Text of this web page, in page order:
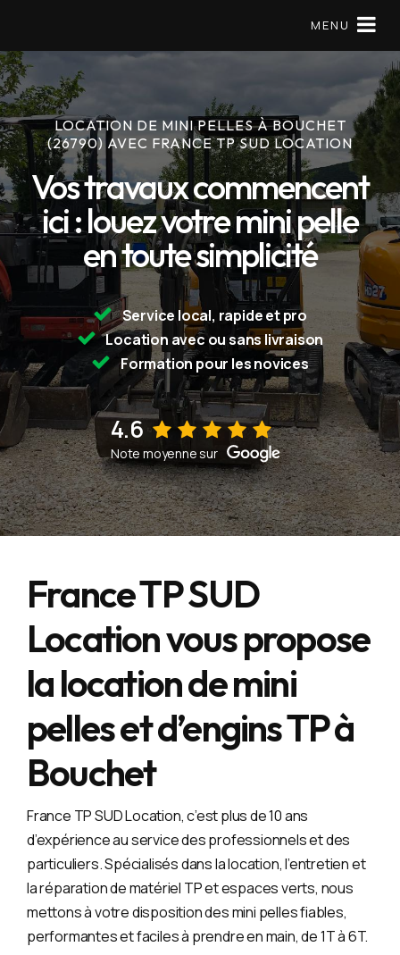
Matériels en location
Mini pelle
À Propos
Réserver
09 79 56 97 57
MENU
LOCATION DE MINI PELLES À BOUCHET
(26790) AVEC FRANCE TP SUD LOCATION
Vos travaux commencent
ici : louez votre mini pelle
en toute simplicité
Service local, rapide et pro
Location avec ou sans livraison
Formation pour les novices
Voir sur la fiche d'établissement Google
4.6
Note moyenne sur
France TP SUD
Location vous propose
la location de mini
pelles et d’engins TP à
Bouchet
France TP SUD Location, c’est plus de 10 ans
d’expérience au service des professionnels et des
particuliers. Spécialisés dans la location, l’entretien et
la réparation de matériel TP et espaces verts, nous
mettons à votre disposition des mini pelles fiables,
performantes et faciles à prendre en main, de 1T à 6T.